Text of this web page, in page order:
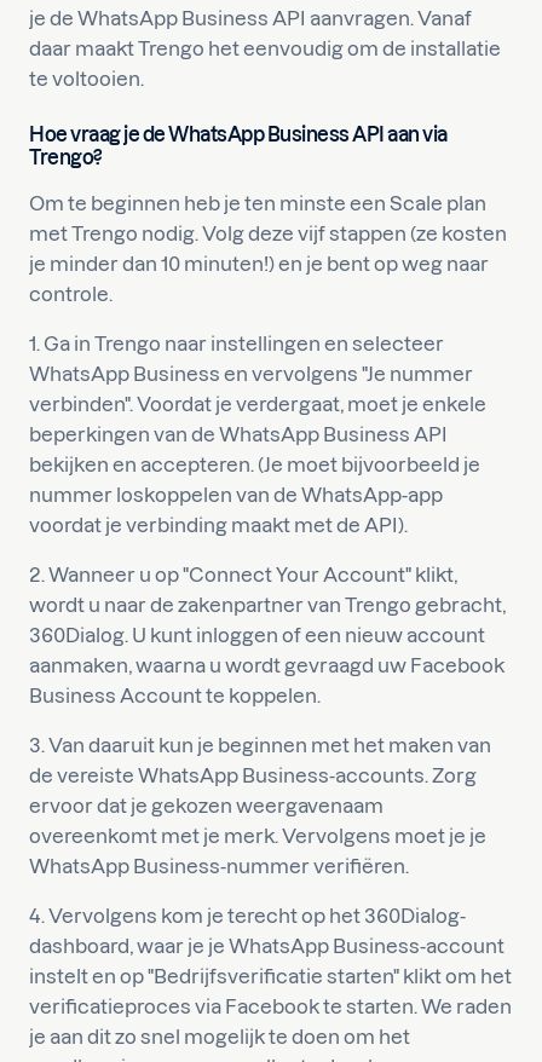
je de WhatsApp Business API aanvragen. Vanaf
daar maakt Trengo het eenvoudig om de installatie
te voltooien.
Hoe vraag je de WhatsApp Business API aan via
Trengo?
Om te beginnen heb je ten minste een Scale plan
met Trengo nodig. Volg deze vijf stappen (ze kosten
je minder dan 10 minuten!) en je bent op weg naar
controle.
1. Ga in Trengo naar instellingen en selecteer
WhatsApp Business en vervolgens "Je nummer
verbinden". Voordat je verdergaat, moet je enkele
beperkingen van de WhatsApp Business API
bekijken en accepteren. (Je moet bijvoorbeeld je
nummer loskoppelen van de WhatsApp-app
voordat je verbinding maakt met de API).
2. Wanneer u op "Connect Your Account" klikt,
wordt u naar de zakenpartner van Trengo gebracht,
360Dialog. U kunt inloggen of een nieuw account
aanmaken, waarna u wordt gevraagd uw Facebook
Business Account te koppelen.
3. Van daaruit kun je beginnen met het maken van
de vereiste WhatsApp Business-accounts. Zorg
ervoor dat je gekozen weergavenaam
overeenkomt met je merk. Vervolgens moet je je
WhatsApp Business-nummer verifiëren.
4. Vervolgens kom je terecht op het 360Dialog-
dashboard, waar je je WhatsApp Business-account
instelt en op "Bedrijfsverificatie starten" klikt om het
verificatieproces via Facebook te starten. We raden
je aan dit zo snel mogelijk te doen om het